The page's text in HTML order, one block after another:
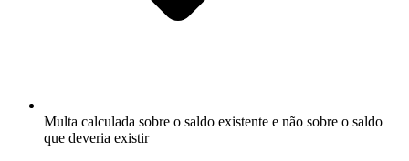
Multa calculada sobre o saldo existente e não sobre o saldo
que deveria existir